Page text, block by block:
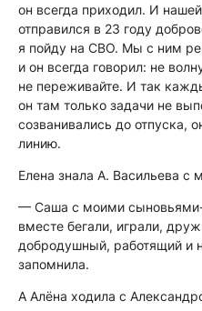
он всегда приходил. И
отправился в 23 году
я пойду на СВО. Мы с ним
и он всегда говорил: не
не переживайте. И так
он там только задачи не
созванивались до отпуска,
линию.
Елена знала А. Васильева с
— Саша с моими
вместе бегали, играли,
добродушный, работящий и
запомнила.
А Алёна ходила с